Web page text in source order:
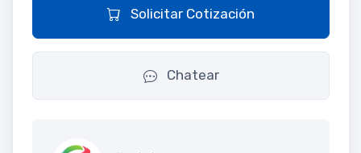
Solicitar Cotización
Chatear